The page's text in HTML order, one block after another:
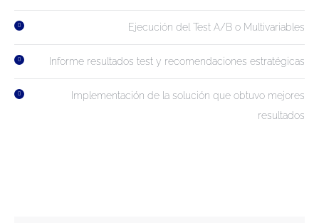
Ejecución del Test A/B o Multivariables
Informe resultados test y recomendaciones estratégicas
Implementación de la solución que obtuvo mejores
resultados